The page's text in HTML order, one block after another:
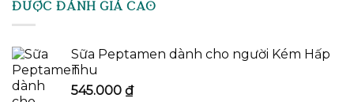
ĐƯỢC ĐÁNH GIÁ CAO
Sữa Peptamen dành cho người Kém Hấp
Thu
545.000 ₫